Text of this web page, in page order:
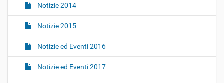
Notizie 2014
Notizie 2015
Notizie ed Eventi 2016
Notizie ed Eventi 2017